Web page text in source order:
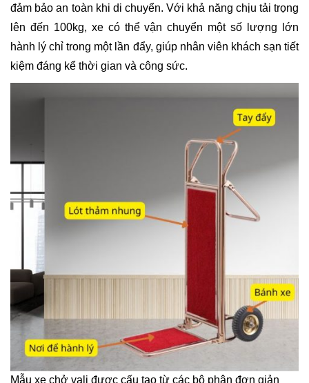
đảm bảo an toàn khi di chuyển. Với khả năng chịu tải trọng
lên đến 100kg, xe có thể vận chuyển một số lượng lớn
hành lý chỉ trong một lần đẩy, giúp nhân viên khách sạn tiết
kiệm đáng kể thời gian và công sức.
Mẫu xe chở vali được cấu tạo từ các bộ phận đơn giản